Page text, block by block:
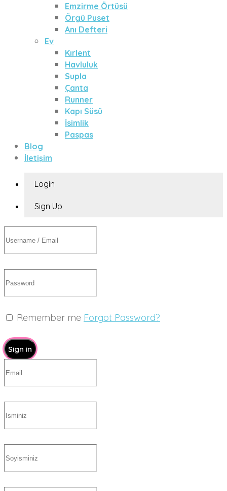
Emzirme Örtüsü
Örgü Puset
Anı Defteri
Ev
Kırlent
Havluluk
Supla
Çanta
Runner
Kapı Süsü
İsimlik
Paspas
Blog
İletişim
Login
Sign Up
Remember me Forgot Password?
Sign in